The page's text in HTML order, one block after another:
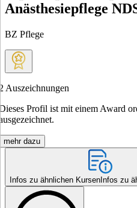
Anästhesiepflege
BZ Pflege
Auszeichnungen
Profil ist mit einem Award
mehr dazu
Infos zu ähnlichen Kursen Infos zu